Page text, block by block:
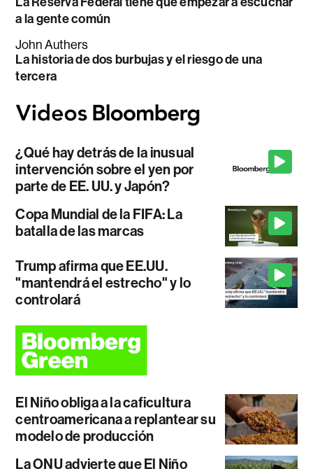
a la gente común
John Authers
La historia de dos burbujas y el riesgo de una
tercera
¿Qué hay detrás de la inusual
intervención sobre el yen por
parte de EE. UU. y Japón?
Copa Mundial de la FIFA: La
batalla de las marcas
Trump afirma que EE.UU.
"mantendrá el estrecho" y lo
controlará
El Niño obliga a la caficultura
centroamericana a replantear su
modelo de producción
La ONU advierte que El Niño